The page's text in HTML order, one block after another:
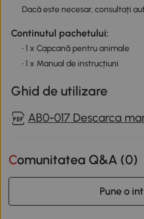
Dacă este necesar, consultați
Continutul pachetului:
• 1 x Capcană pentru animale
• 1 x Manual de instrucțiuni
Ghid de utilizare
AB0-017 Descarca
Comunitatea Q&A (0)
Pune o